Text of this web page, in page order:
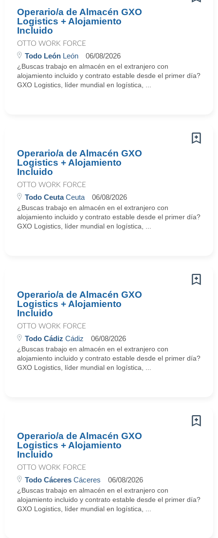
Operario/a de Almacén GXO
Logistics + Alojamiento
Incluido
OTTO WORK FORCE
Todo León León 06/08/2026
¿Buscas trabajo en almacén en el extranjero con
alojamiento incluido y contrato estable desde el primer día?
GXO Logistics, líder mundial en logística, ...
Operario/a de Almacén GXO
Logistics + Alojamiento
Incluido
OTTO WORK FORCE
Todo CeutaCeuta 06/08/2026
¿Buscas trabajo en almacén en el extranjero con
alojamiento incluido y contrato estable desde el primer día?
GXO Logistics, líder mundial en logística, ...
Operario/a de Almacén GXO
Logistics + Alojamiento
Incluido
OTTO WORK FORCE
Todo Cádiz Cádiz 06/08/2026
¿Buscas trabajo en almacén en el extranjero con
alojamiento incluido y contrato estable desde el primer día?
GXO Logistics, líder mundial en logística, ...
Operario/a de Almacén GXO
Logistics + Alojamiento
Incluido
OTTO WORK FORCE
Todo Cáceres Cáceres 06/08/2026
¿Buscas trabajo en almacén en el extranjero con
alojamiento incluido y contrato estable desde el primer día?
GXO Logistics, líder mundial en logística, ...